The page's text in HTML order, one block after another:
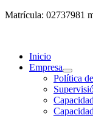
Matrícula: 02737981
Inicio
Empresa
Política